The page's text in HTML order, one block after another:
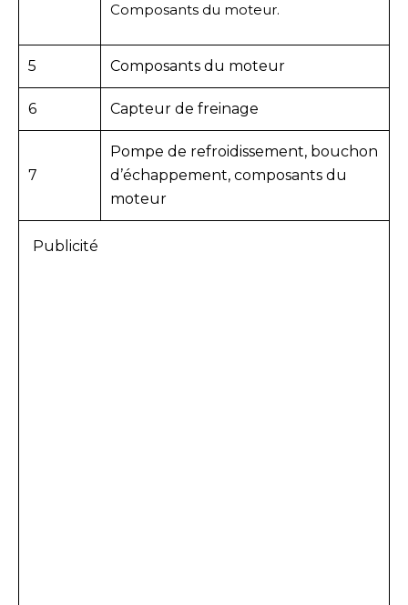
Composants du moteur.
5 Composants du moteur
6 Capteur de freinage
7
Pompe de refroidissement, bouchon
d’échappement, composants du
moteur
Publicité